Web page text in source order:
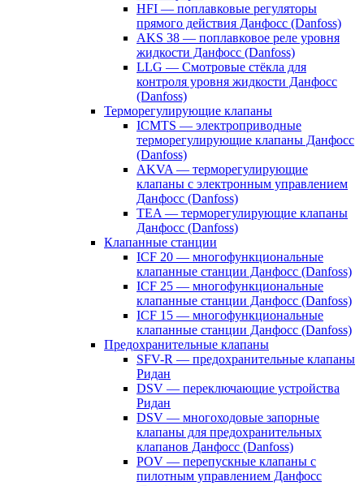
HFI — поплавковые регуляторы
прямого действия Данфосс (Danfoss)
AKS 38 — поплавковое реле уровня
жидкости Данфосс (Danfoss)
LLG — Смотровые стёкла для
контроля уровня жидкости Данфосс
(Danfoss)
Терморегулирующие клапаны
ICMTS — электроприводные
терморегулирующие клапаны Данфосс
(Danfoss)
AKVA — терморегулирующие
клапаны с электронным управлением
Данфосс (Danfoss)
TEA — терморегулирующие клапаны
Данфосс (Danfoss)
Клапанные станции
ICF 20 — многофункциональные
клапанные станции Данфосс (Danfoss)
ICF 25 — многофункциональные
клапанные станции Данфосс (Danfoss)
ICF 15 — многофункциональные
клапанные станции Данфосс (Danfoss)
Предохранительные клапаны
SFV-R — предохранительные клапаны
Ридан
DSV — переключающие устройства
Ридан
DSV — многоходовые запорные
клапаны для предохранительных
клапанов Данфосс (Danfoss)
POV — перепускные клапаны с
пилотным управлением Данфосс